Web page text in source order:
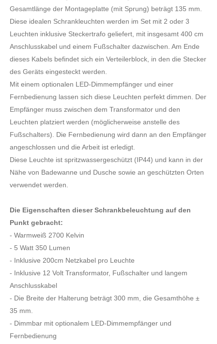
Gesamtlänge der Montageplatte (mit Sprung) beträgt 135 mm.
Diese idealen Schrankleuchten werden im Set mit 2 oder 3
Leuchten inklusive Steckertrafo geliefert, mit insgesamt 400 cm
Anschlusskabel und einem Fußschalter dazwischen. Am Ende
dieses Kabels befindet sich ein Verteilerblock, in den die Stecker
des Geräts eingesteckt werden.
Mit einem optionalen LED-Dimmempfänger und einer
Fernbedienung lassen sich diese Leuchten perfekt dimmen. Der
Empfänger muss zwischen dem Transformator und den
Leuchten platziert werden (möglicherweise anstelle des
Fußschalters). Die Fernbedienung wird dann an den Empfänger
angeschlossen und die Arbeit ist erledigt.
Diese Leuchte ist spritzwassergeschützt (IP44) und kann in der
Nähe von Badewanne und Dusche sowie an geschützten Orten
verwendet werden.
Die Eigenschaften dieser Schrankbeleuchtung auf den
Punkt gebracht:
- Warmweiß 2700 Kelvin
- 5 Watt 350 Lumen
- Inklusive 200cm Netzkabel pro Leuchte
- Inklusive 12 Volt Transformator, Fußschalter und langem
Anschlusskabel
- Die Breite der Halterung beträgt 300 mm, die Gesamthöhe ±
35 mm.
- Dimmbar mit optionalem LED-Dimmempfänger und
Fernbedienung